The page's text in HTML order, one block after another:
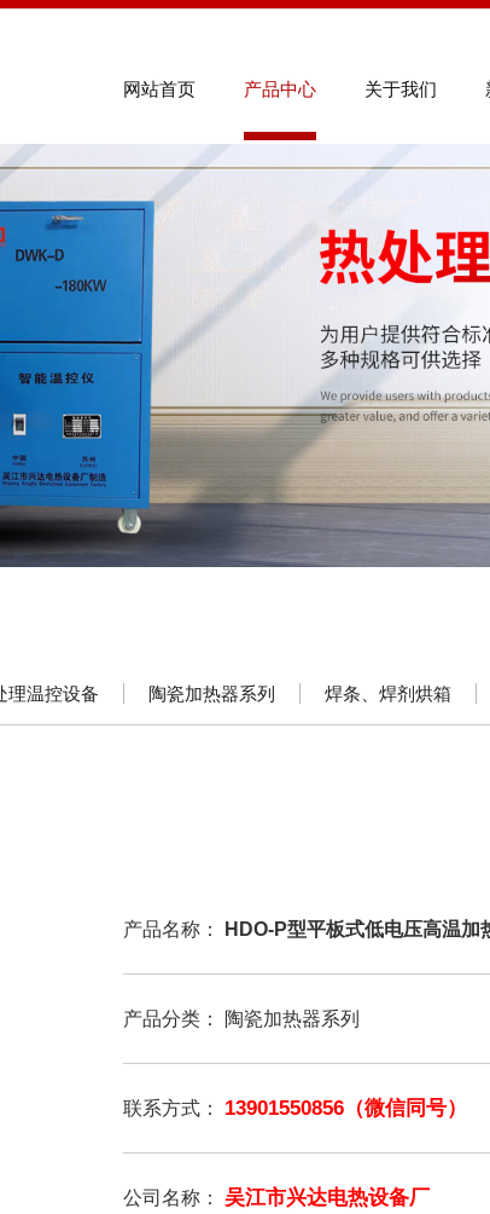
网站首页 产品中心 关于我们
理温控设备 陶瓷加热器系列 焊条、焊剂烘箱
产品名称： HDO-P型平板式低电压高温加
产品分类： 陶瓷加热器系列
联系方式： 13901550856（微信同号）
公司名称： 吴江市兴达电热设备厂